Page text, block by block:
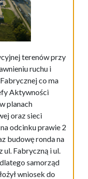
terenów przy
ruchu i
co ma
Aktywności
planach
oraz sieci
odcinku prawie 2
budowę ronda na
Fabryczną i ul.
samorząd
wniosek do